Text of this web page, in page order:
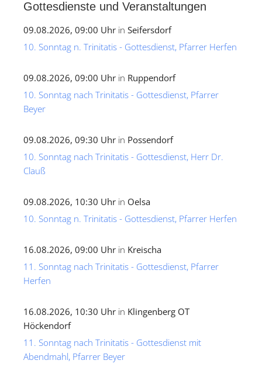
Gottesdienste und Veranstaltungen
09.08.2026, 09:00 Uhr in Seifersdorf
10. Sonntag n. Trinitatis - Gottesdienst, Pfarrer Herfen
09.08.2026, 09:00 Uhr in Ruppendorf
10. Sonntag nach Trinitatis - Gottesdienst, Pfarrer
Beyer
09.08.2026, 09:30 Uhr in Possendorf
10. Sonntag nach Trinitatis - Gottesdienst, Herr Dr.
Clauß
09.08.2026, 10:30 Uhr in Oelsa
10. Sonntag n. Trinitatis - Gottesdienst, Pfarrer Herfen
16.08.2026, 09:00 Uhr in Kreischa
11. Sonntag nach Trinitatis - Gottesdienst, Pfarrer
Herfen
16.08.2026, 10:30 Uhr in Klingenberg OT
Höckendorf
11. Sonntag nach Trinitatis - Gottesdienst mit
Abendmahl, Pfarrer Beyer